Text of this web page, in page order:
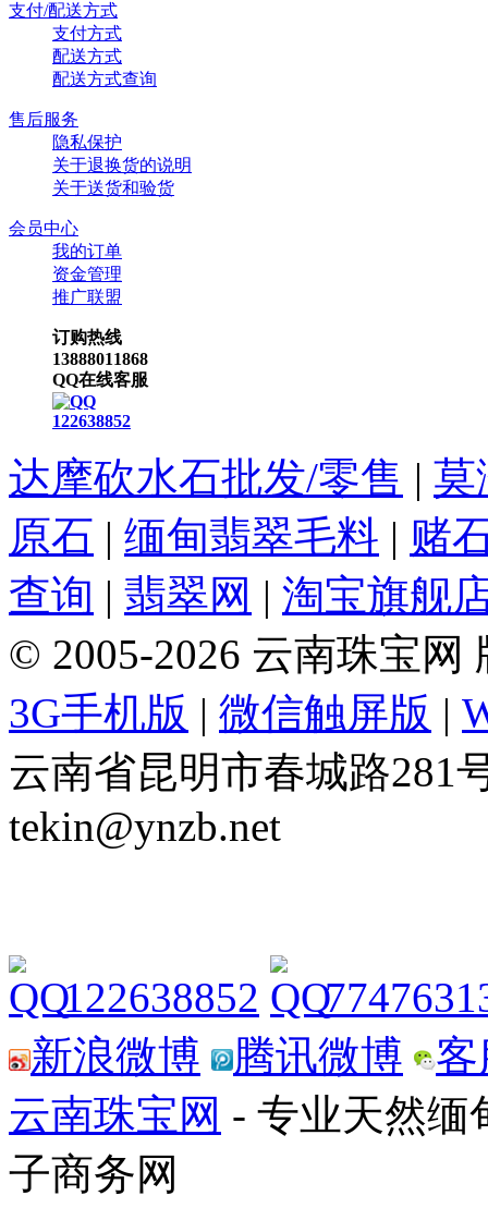
支付/配送方式
支付方式
配送方式
配送方式查询
售后服务
隐私保护
关于退换货的说明
关于送货和验货
会员中心
我的订单
资金管理
推广联盟
订购热线
13888011868
QQ在线客服
122638852
达摩砍水石批发/零售 | 莫
原石 | 缅甸翡翠毛料 | 赌
查询 | 翡翠网 | 淘宝旗舰
© 2005-2026 云南珠宝网
3G手机版 | 微信触屏版 |
云南省昆明市春城路281
tekin@ynzb.net
122638852
新浪微博
腾讯微博
云南珠宝网 - 专业天然缅
子商务网